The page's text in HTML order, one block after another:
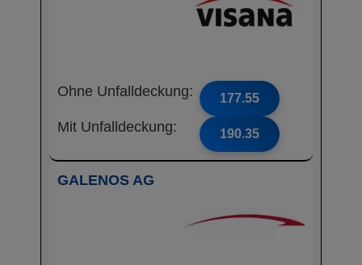
Ohne Unfalldeckung: 177.55
Mit Unfalldeckung: 190.35
GALENOS AG